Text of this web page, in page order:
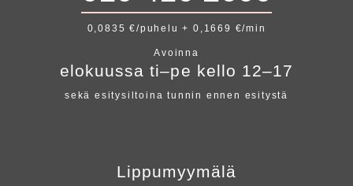
0,0835 €/puhelu + 0,1669 €/min
Avoinna
elokuussa ti–pe kello 12–17
sekä esitysiltoina tunnin ennen esitystä
Lippumyymälä